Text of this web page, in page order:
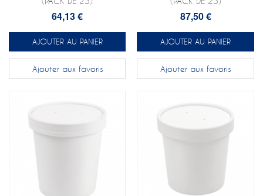
64,13 €
AJOUTER AU PANIER
Ajouter aux favoris
87,50 €
AJOUTER AU PANIER
Ajouter aux favoris